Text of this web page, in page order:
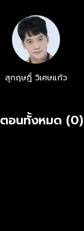
สุกฤษฎิ์ วิเศษแก้ว
ตอนทั้งหมด (0)